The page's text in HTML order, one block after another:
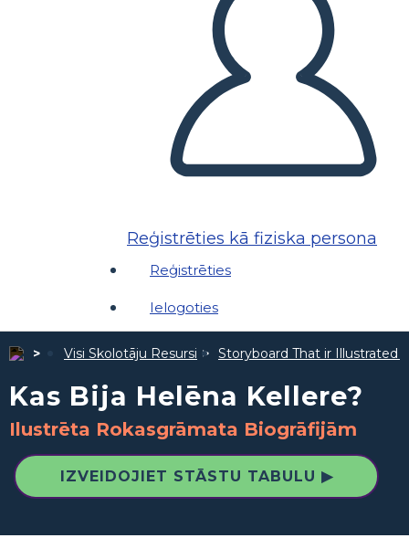
Reģistrēties kā fiziska persona
Reģistrēties
Ielogoties
Visi Skolotāju Resursi Storyboard That ir Illustrated
Kas Bija Helēna Kellere?
Ilustrēta Rokasgrāmata Biogrāfijām
IZVEIDOJIET STĀSTU TABULU ▶